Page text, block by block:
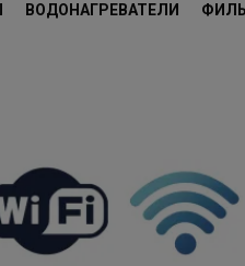
ВОДОНАГРЕВАТЕЛИ